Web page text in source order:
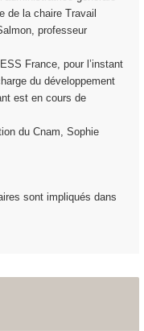
de la chaire Travail
professeur
France, pour l’instant
du développement
est en cours de
du Cnam, Sophie
sont impliqués dans